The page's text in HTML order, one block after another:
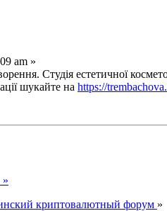
am »
Студія естетичної
шукайте на https://
»
криптовалютный форум »